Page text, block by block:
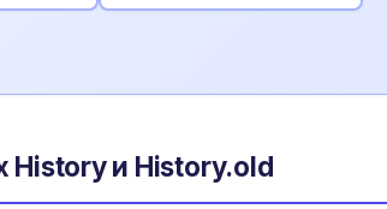
History и History.old